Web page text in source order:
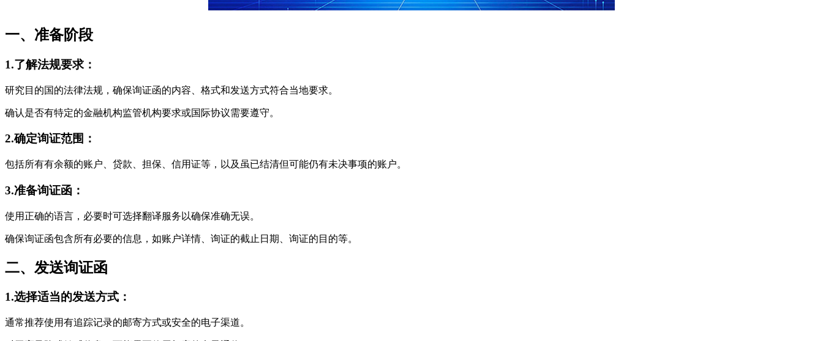
一、准备阶段
1.了解法规要求：
研究目的国的法律法规，确保询证函的内容、格式和发送方式符合当地要求。
确认是否有特定的金融机构监管机构要求或国际协议需要遵守。
2.确定询证范围：
包括所有有余额的账户、贷款、担保、信用证等，以及虽已结清但可能仍有未决事项的账户。
3.准备询证函：
使用正确的语言，必要时可选择翻译服务以确保准确无误。
确保询证函包含所有必要的信息，如账户详情、询证的截止日期、询证的目的等。
二、发送询证函
1.选择适当的发送方式：
通常推荐使用有追踪记录的邮寄方式或安全的电子渠道。